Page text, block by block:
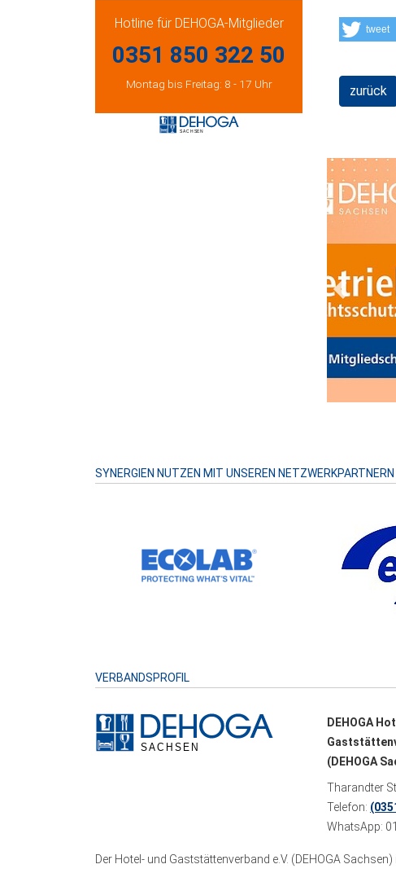
Hotline für DEHOGA-Mitglieder
0351 850 322 50
Montag bis Freitag: 8 - 17 Uhr
tweet
zurück
Previous
SYNERGIEN NUTZEN MIT UNSEREN NETZWERKPARTNERN
VERBANDSPROFIL
DEHOGA
(DEHOGA
Tharandter
Telefon:
WhatsApp:
Der Hotel- und Gaststättenverband e.V. (DEHOGA